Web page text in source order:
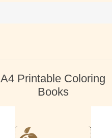
A4 Printable Coloring
Books